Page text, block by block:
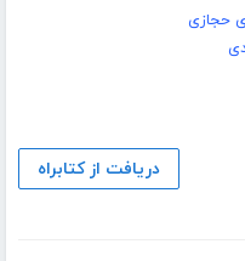
حجازی
دریافت از کتابراه